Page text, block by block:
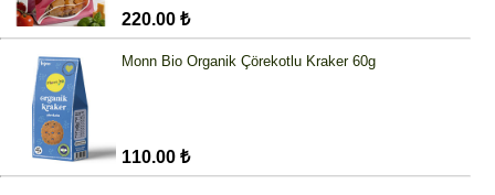
220.00 ₺
Monn Bio Organik Çörekotlu Kraker 60g
110.00 ₺